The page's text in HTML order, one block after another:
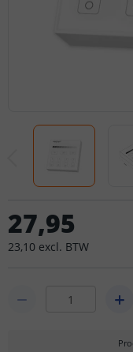
27,95
23,10 excl. BTW